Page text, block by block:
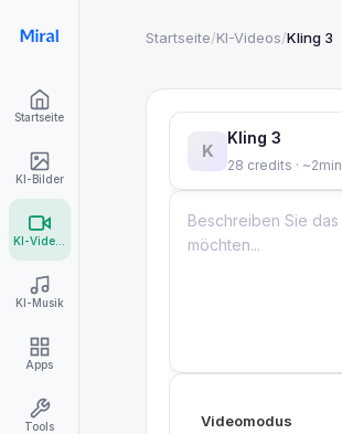
Startseite
KI-Bilder
KI-Videos
KI-Musik
Apps
Tools
Startseite/KI-Videos/Kling 3
K
Kling 3
28 credits · ~2min
Videomodus